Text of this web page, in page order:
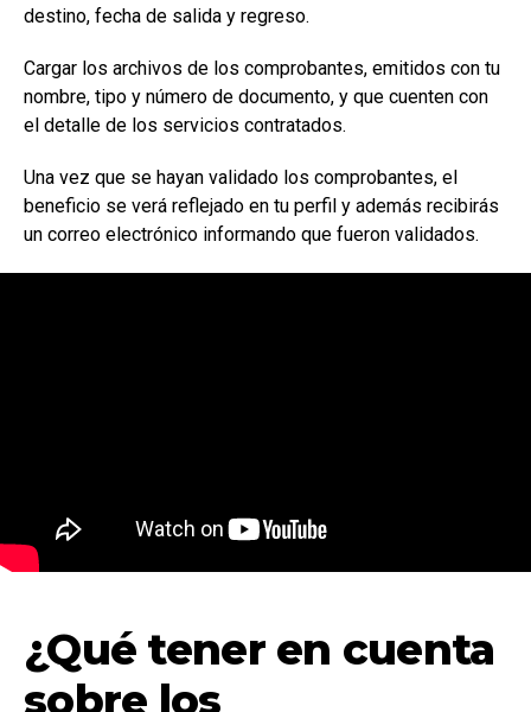
destino, fecha de salida y regreso.
Cargar los archivos de los comprobantes, emitidos con tu
nombre, tipo y número de documento, y que cuenten con
el detalle de los servicios contratados.
Una vez que se hayan validado los comprobantes, el
beneficio se verá reflejado en tu perfil y además recibirás
un correo electrónico informando que fueron validados.
¿Qué tener en cuenta
sobre los